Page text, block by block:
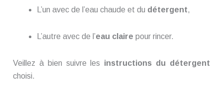
L’un avec de l’eau chaude et du détergent,
L’autre avec de l’eau claire pour rincer.
Veillez à bien suivre les instructions du détergent
choisi.